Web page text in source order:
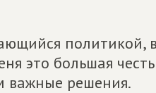
политикой,
это большая
решения.